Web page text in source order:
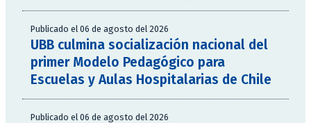
Publicado el 06 de agosto del 2026
UBB culmina socialización nacional del
primer Modelo Pedagógico para
Escuelas y Aulas Hospitalarias de Chile
Publicado el 06 de agosto del 2026